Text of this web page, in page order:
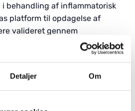
Detaljer Om
i behandling af inflammatorisk
platform til opdagelse af
valideret gennem
med Boehringer Ingelheim,
Saniona har hovedkontor i
www.saniona.com